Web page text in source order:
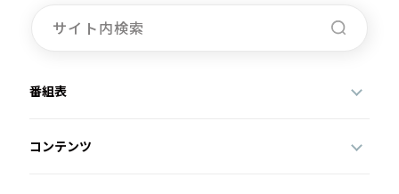
番組表
コンテンツ